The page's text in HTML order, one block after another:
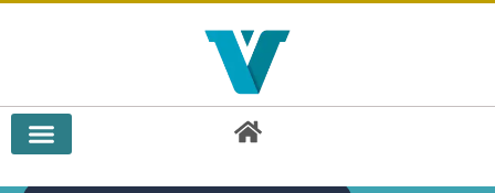
Doorlopende reisverzekering vergelijken